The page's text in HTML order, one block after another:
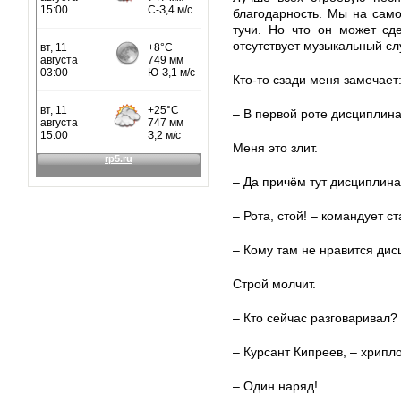
благодарность. Мы на
тучи. Но что он может
отсутствует музыкальный
Кто-то сзади меня замечает:
– В первой роте
Меня это злит.
– Да причём тут
– Рота, стой! – командует
– Кому там не нравится
Строй молчит.
– Кто сейчас
– Курсант Кипреев, –
– Один наряд!..